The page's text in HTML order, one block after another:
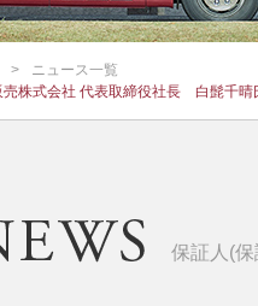
ニュース一覧
売株式会社 代表取締役社長 白髭千
保証人(